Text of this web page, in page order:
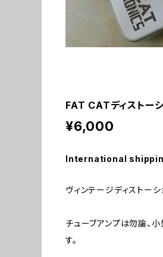
FAT CATディストー
¥6,000
International
ヴィンテージディストー
チューブアンプは勿論、小
す。